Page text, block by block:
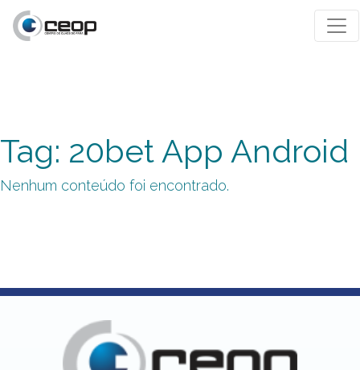
Tag: 20bet App Android
Nenhum conteúdo foi encontrado.